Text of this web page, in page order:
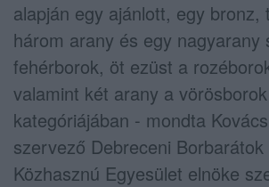
alapján egy ajánlott, egy bronz,
három arany és egy nagyarany
fehérborok, öt ezüst a
valamint két arany a vörösborok
kategóriájában - mondta
szervező Debreceni Borbarátok
Közhasznú Egyesület elnöke